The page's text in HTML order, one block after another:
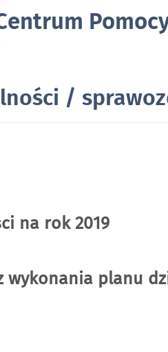
/
na rok 2019
wykonania planu